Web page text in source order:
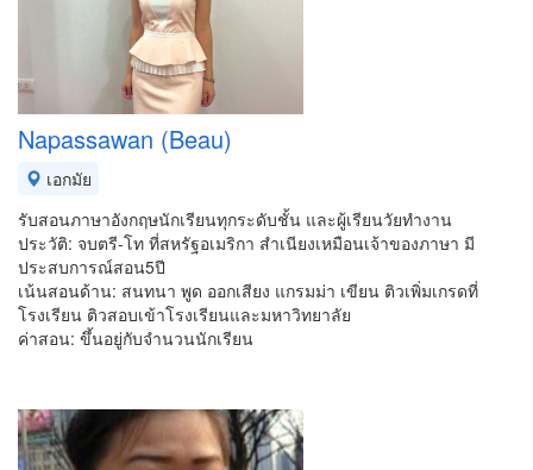
Napassawan (Beau)
เอกมัย
รับสอนภาษาอังกฤษนักเรียนทุกระดับชั้น และผู้เรียนวัยทำงาน
ประวัติ: จบตรี-โท ที่สหรัฐอเมริกา สำเนียงเหมือนเจ้าของภาษา มี
ประสบการณ์สอน5ปี
เน้นสอนด้าน: สนทนา พูด ออกเสียง แกรมม่า เขียน ติวเพิ่มเกรดที่
โรงเรียน ติวสอบเข้าโรงเรียนและมหาวิทยาลัย
ค่าสอน: ขึ้นอยู่กับจำนวนนักเรียน